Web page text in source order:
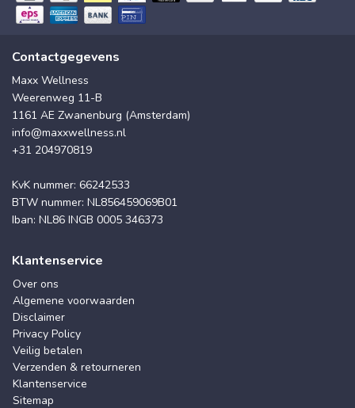
Contactgegevens
Maxx Wellness
Weerenweg 11-B
1161 AE Zwanenburg (Amsterdam)
info@maxxwellness.nl
+31 204970819
KvK nummer: 66242533
BTW nummer: NL856459069B01
Iban: NL86 INGB 0005 346373
Klantenservice
Over ons
Algemene voorwaarden
Disclaimer
Privacy Policy
Veilig betalen
Verzenden & retourneren
Klantenservice
Sitemap